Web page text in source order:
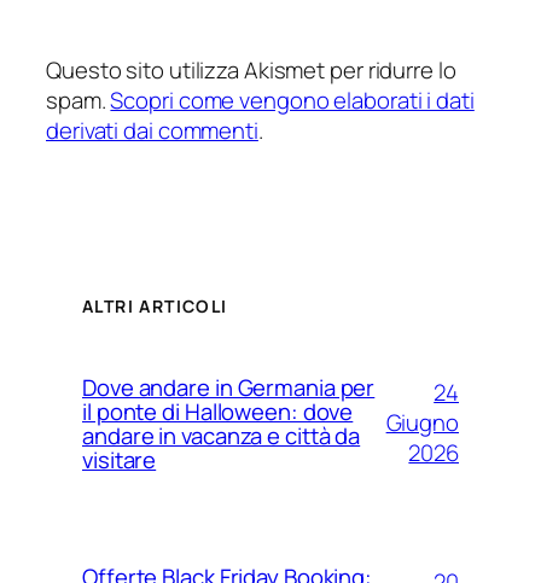
Questo sito utilizza Akismet per ridurre lo
spam.Scopri come vengono elaborati i dati
derivati dai commenti.
ALTRI ARTICOLI
Dove andare in Germania per
il ponte di Halloween: dove
andare in vacanza e città da
visitare
24
Giugno
2026
Offerte Black Friday Booking: